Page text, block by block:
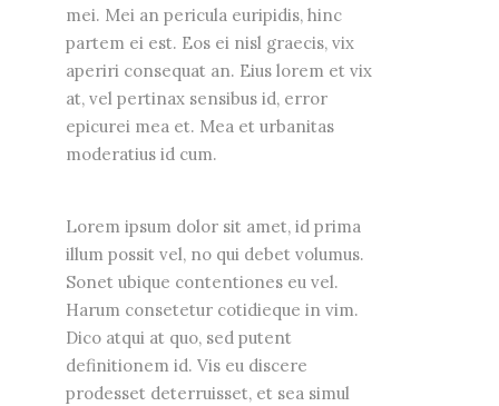
mei. Mei an pericula euripidis, hinc
partem ei est. Eos ei nisl graecis, vix
aperiri consequat an. Eius lorem et vix
at, vel pertinax sensibus id, error
epicurei mea et. Mea et urbanitas
moderatius id cum.
Lorem ipsum dolor sit amet, id prima
illum possit vel, no qui debet volumus.
Sonet ubique contentiones eu vel.
Harum consetetur cotidieque in vim.
Dico atqui at quo, sed putent
definitionem id. Vis eu discere
prodesset deterruisset, et sea simul